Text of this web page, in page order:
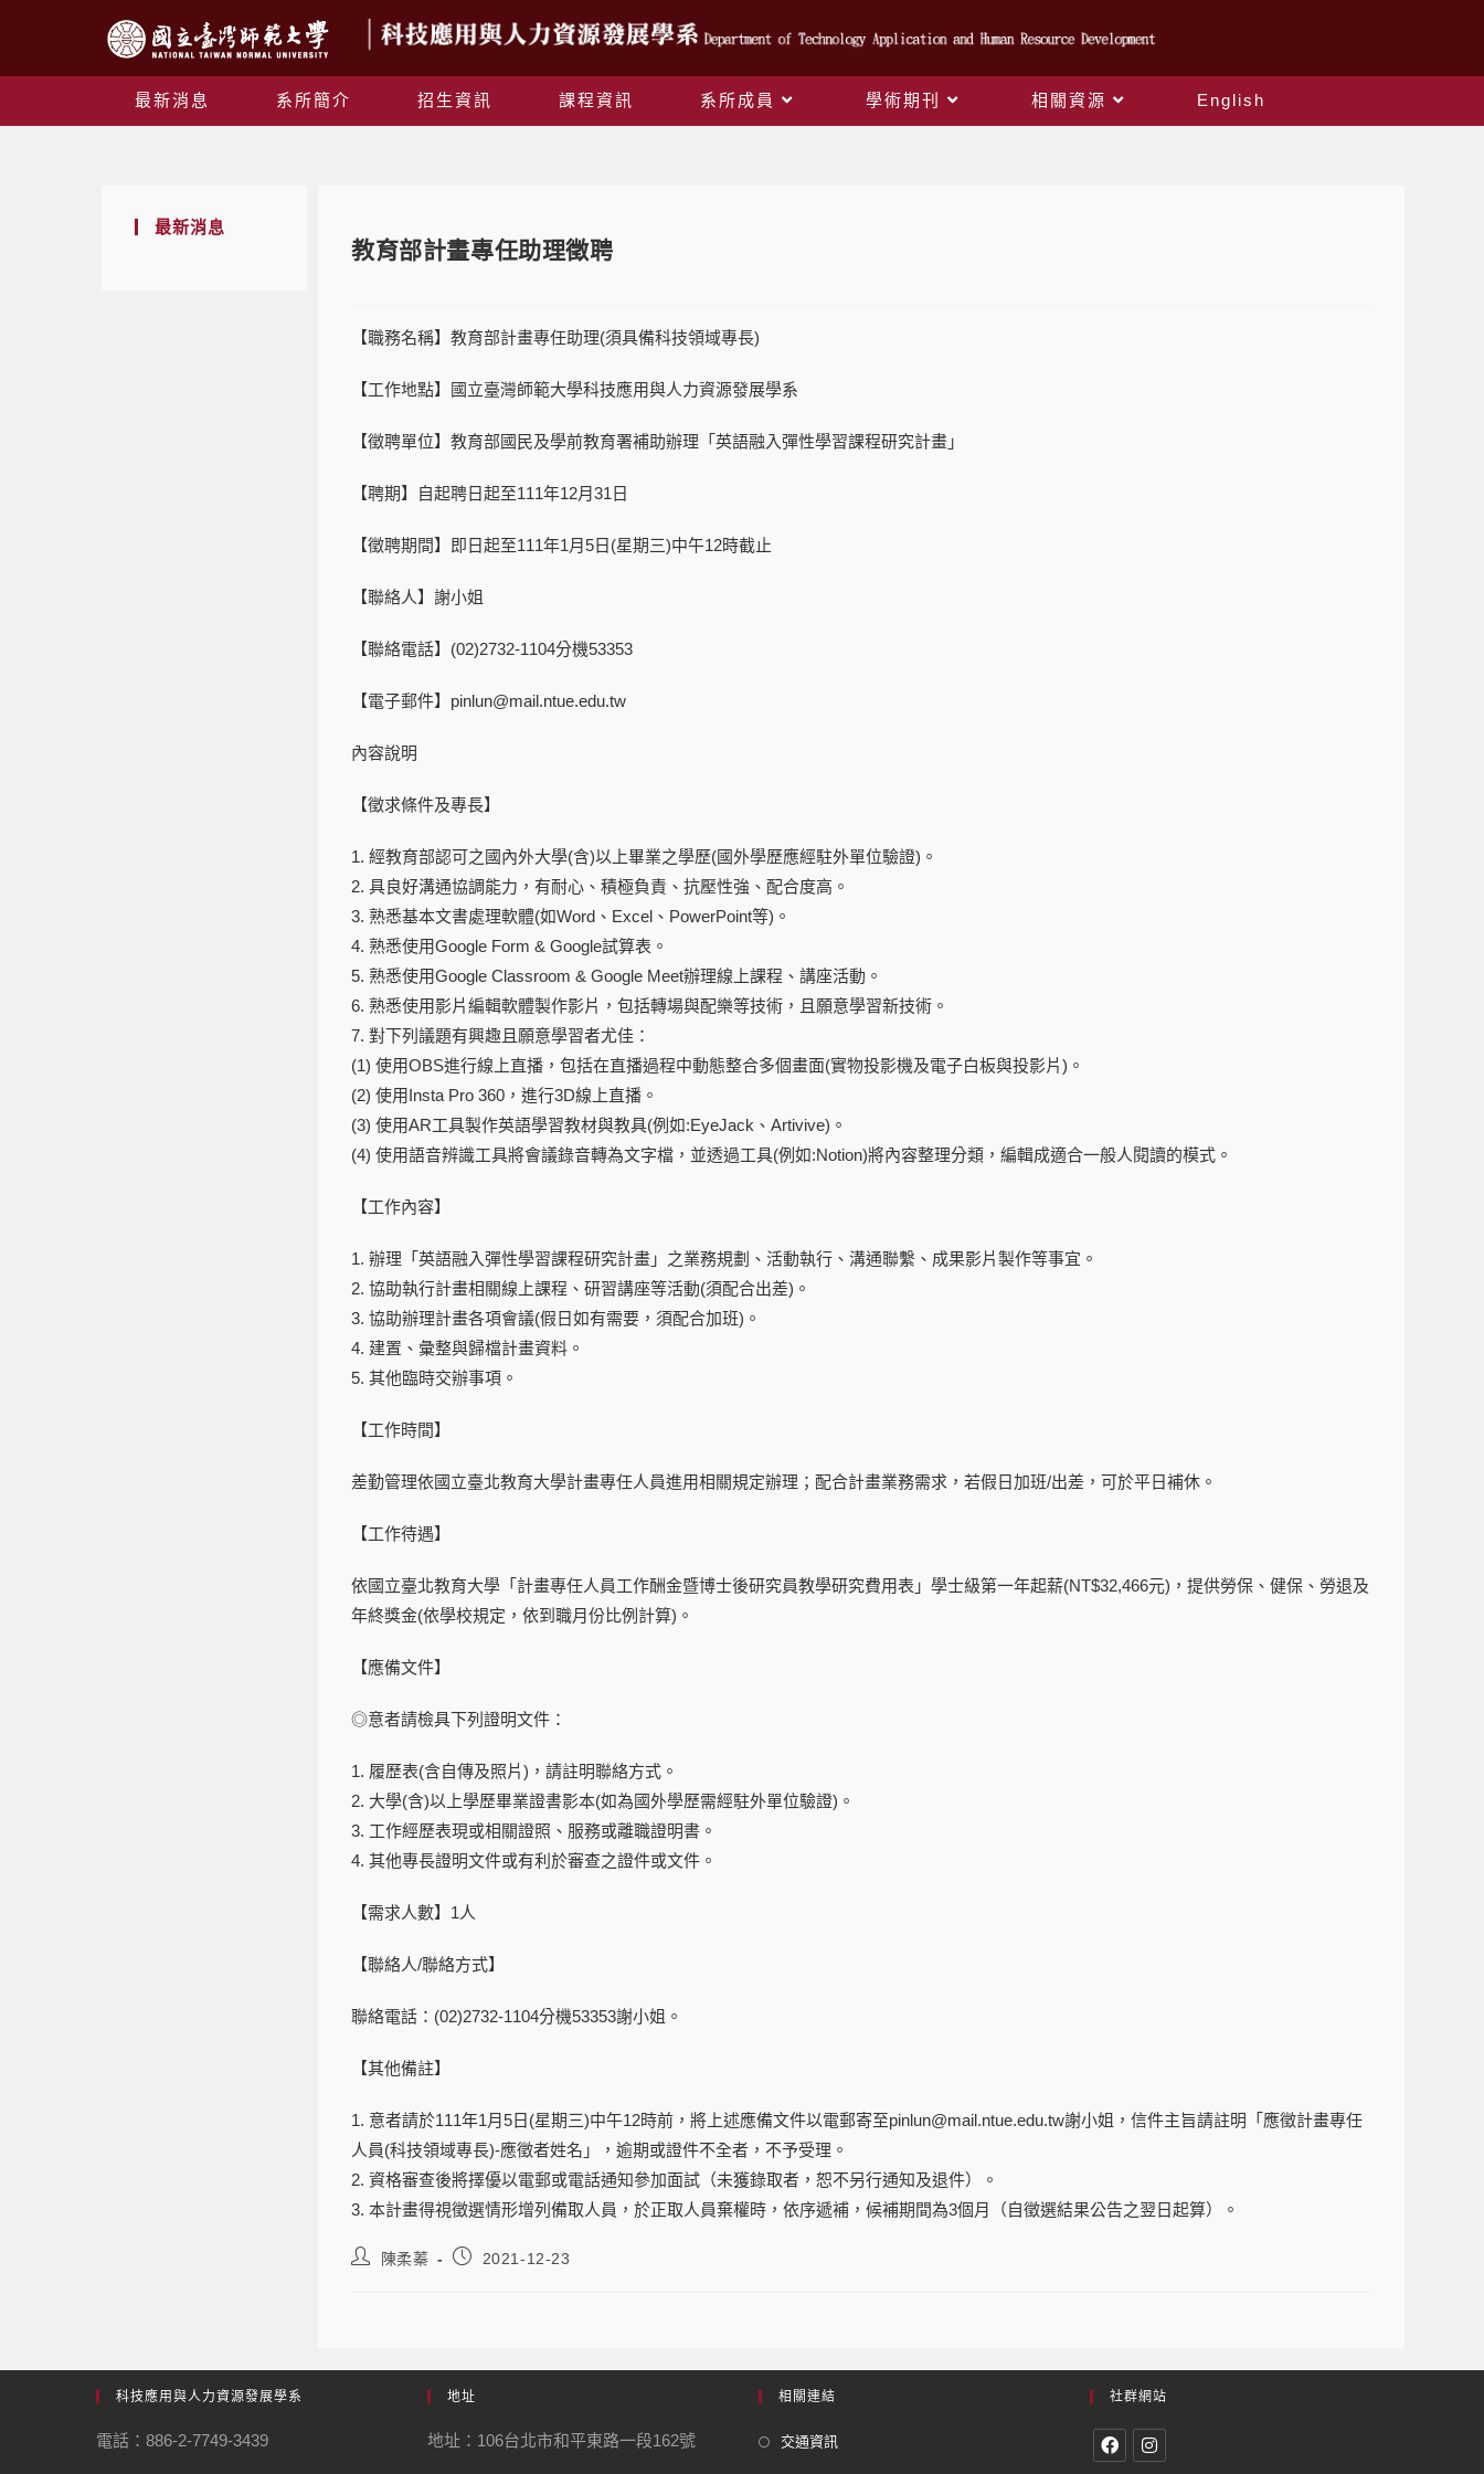
最新消息 系所簡介 招生資訊 課程資訊 系所成員 學術期刊 相關資源 English
最新消息
教育部計畫專任助理徵聘
【職務名稱】教育部計畫專任助理(須具備科技領域專長)
【工作地點】 國立臺灣師範大學科技應用與人力資源發展學系
【徵聘單位】 教育部國民及學前教育署補助辦理「英語融入彈性學習課程研究計畫」
【聘期】 自起聘日起至111年12月31 日
【徵聘期間】 即日起至111年1月5日 (星期三)中午12時截止
【聯絡人】 謝小姐
【聯絡電話】 (02)2732-1104分機53353
【電子郵件】 pinlun@mail.ntue.edu.tw
內容說明
【徵求條件及專長】
1. 經教育部認可之國內外大學(含)以上畢業之學歷(國外學歷應經駐外單位驗證) 。
2. 具良好溝通協調能力，有耐心、積極負責、抗壓性強、配合度高。
3. 熟悉基本文書處理軟體(如Word 、 Excel 、 PowerPoint等) 。
4. 熟悉使用Google Form & Google試算表。
5. 熟悉使用Google Classroom & Google Meet辦理線上課程 、講座活動。
6. 熟悉使用影片編輯軟體製作影片，包括轉場與配樂等技術，且願意學習新技術。
7. 對下列議題有興趣且願意學習者尤佳：
(1) 使用OBS進行線上直播 ，包括在直播過程中動態整合多個畫面(實物投影機及電子白板與投影片) 。
(2) 使用Insta Pro 360 ，進行3D線上直播 。
(3) 使用AR工具製作英語學習教材與教具(例如:EyeJack 、 Artivive) 。
(4) 使用語音辨識工具將會議錄音轉為文字檔，並透過工具(例如:Notion)將內容整理分類，編輯成適合一般人閱讀的模式。
【工作內容】
1. 辦理「英語融入彈性學習課程研究計畫」之業務規劃、活動執行、溝通聯繫、成果影片製作等事宜。
2. 協助執行計畫相關線上課程 、研習講座等活動(須配合出差) 。
3. 協助辦理計畫各項會議(假日如有需要，須配合加班) 。
4. 建置、彙整與歸檔計畫資料。
5. 其他臨時交辦事項。
【工作時間】
差勤管理依國立臺北教育大學計畫專任人員進用相關規定辦理；配合計畫業務需求，若假日加班/出差，可於平日補休。
【工作待遇】
依國立臺北教育大學 「計畫專任人員工作酬金暨博士後研究員教學研究費用表」學士級第一年起薪(NT$32,466元) ，提供勞保、健保、勞退及
年終獎金(依學校規定，依到職月份比例計算) 。
【應備文件】
◎意者請檢具下列證明文件：
1. 履歷表(含自傳及照片) ，請註明聯絡方式。
2. 大學(含)以上學歷畢業證書影本(如為國外學歷需經駐外單位驗證) 。
3. 工作經歷表現或相關證照、服務或離職證明書。
4. 其他專長證明文件或有利於審查之證件或文件。
【需求人數】 1人
【聯絡人/聯絡方式】
聯絡電話： (02)2732-1104分機53353謝小姐。
【其他備註】
1. 意者請於111年1月5日 (星期三)中午12時前，將上述應備文件以電郵寄至pinlun@mail.ntue.edu.tw謝小姐，信件主旨請註明「應徵計畫專任
人員(科技領域專長)-應徵者姓名」，逾期或證件不全者，不予受理。
2. 資格審查後將擇優以電郵或電話通知參加面試（未獲錄取者，恕不另行通知及退件）。
3. 本計畫得視徵選情形增列備取人員，於正取人員棄權時，依序遞補，候補期間為3個月（自徵選結果公告之翌日起算）。
陳柔蓁 2021-12-23
科技應用與人力資源發展學系
電話：886-2-7749-3439
地址
地址：106台北市和平東路一段162號
相關連結
交通資訊
社群網站